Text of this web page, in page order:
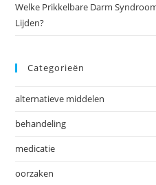
Welke Prikkelbare Darm
Lijden?
Categorieën
alternatieve middelen
behandeling
medicatie
oorzaken